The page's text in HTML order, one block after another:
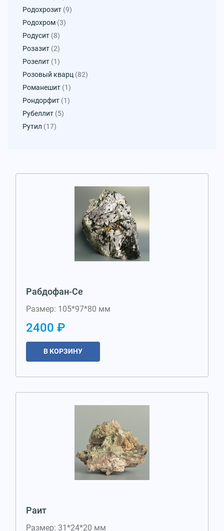
Родохрозит (9)
Родохром (3)
Родусит (8)
Розазит (2)
Розелит (1)
Розовый кварц (82)
Романешит (1)
Рондорфит (1)
Рубеллит (5)
Рутил (17)
Рабдофан-Се
Размер: 105*97*80 мм
2400 ₽
В КОРЗИНУ
Раит
Размер: 31*24*20 мм